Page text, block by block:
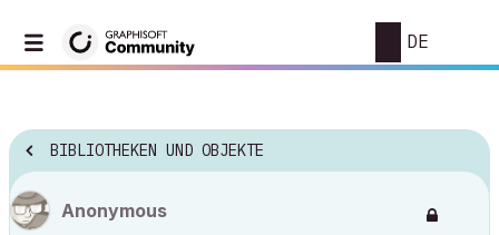
DE
BIBLIOTHEKEN UND OBJEKTE
Anonymous